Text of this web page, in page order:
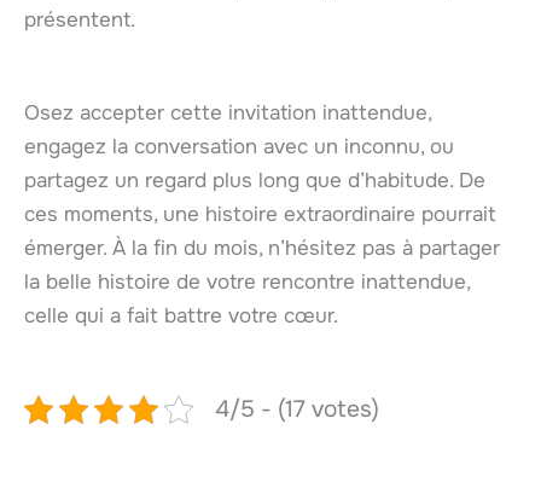
présentent.
Osez accepter cette invitation inattendue,
engagez la conversation avec un inconnu, ou
partagez un regard plus long que d’habitude. De
ces moments, une histoire extraordinaire pourrait
émerger. À la fin du mois, n’hésitez pas à partager
la belle histoire de votre rencontre inattendue,
celle qui a fait battre votre cœur.
4/5 - (17 votes)